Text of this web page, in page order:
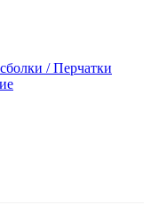
/ Перчатки